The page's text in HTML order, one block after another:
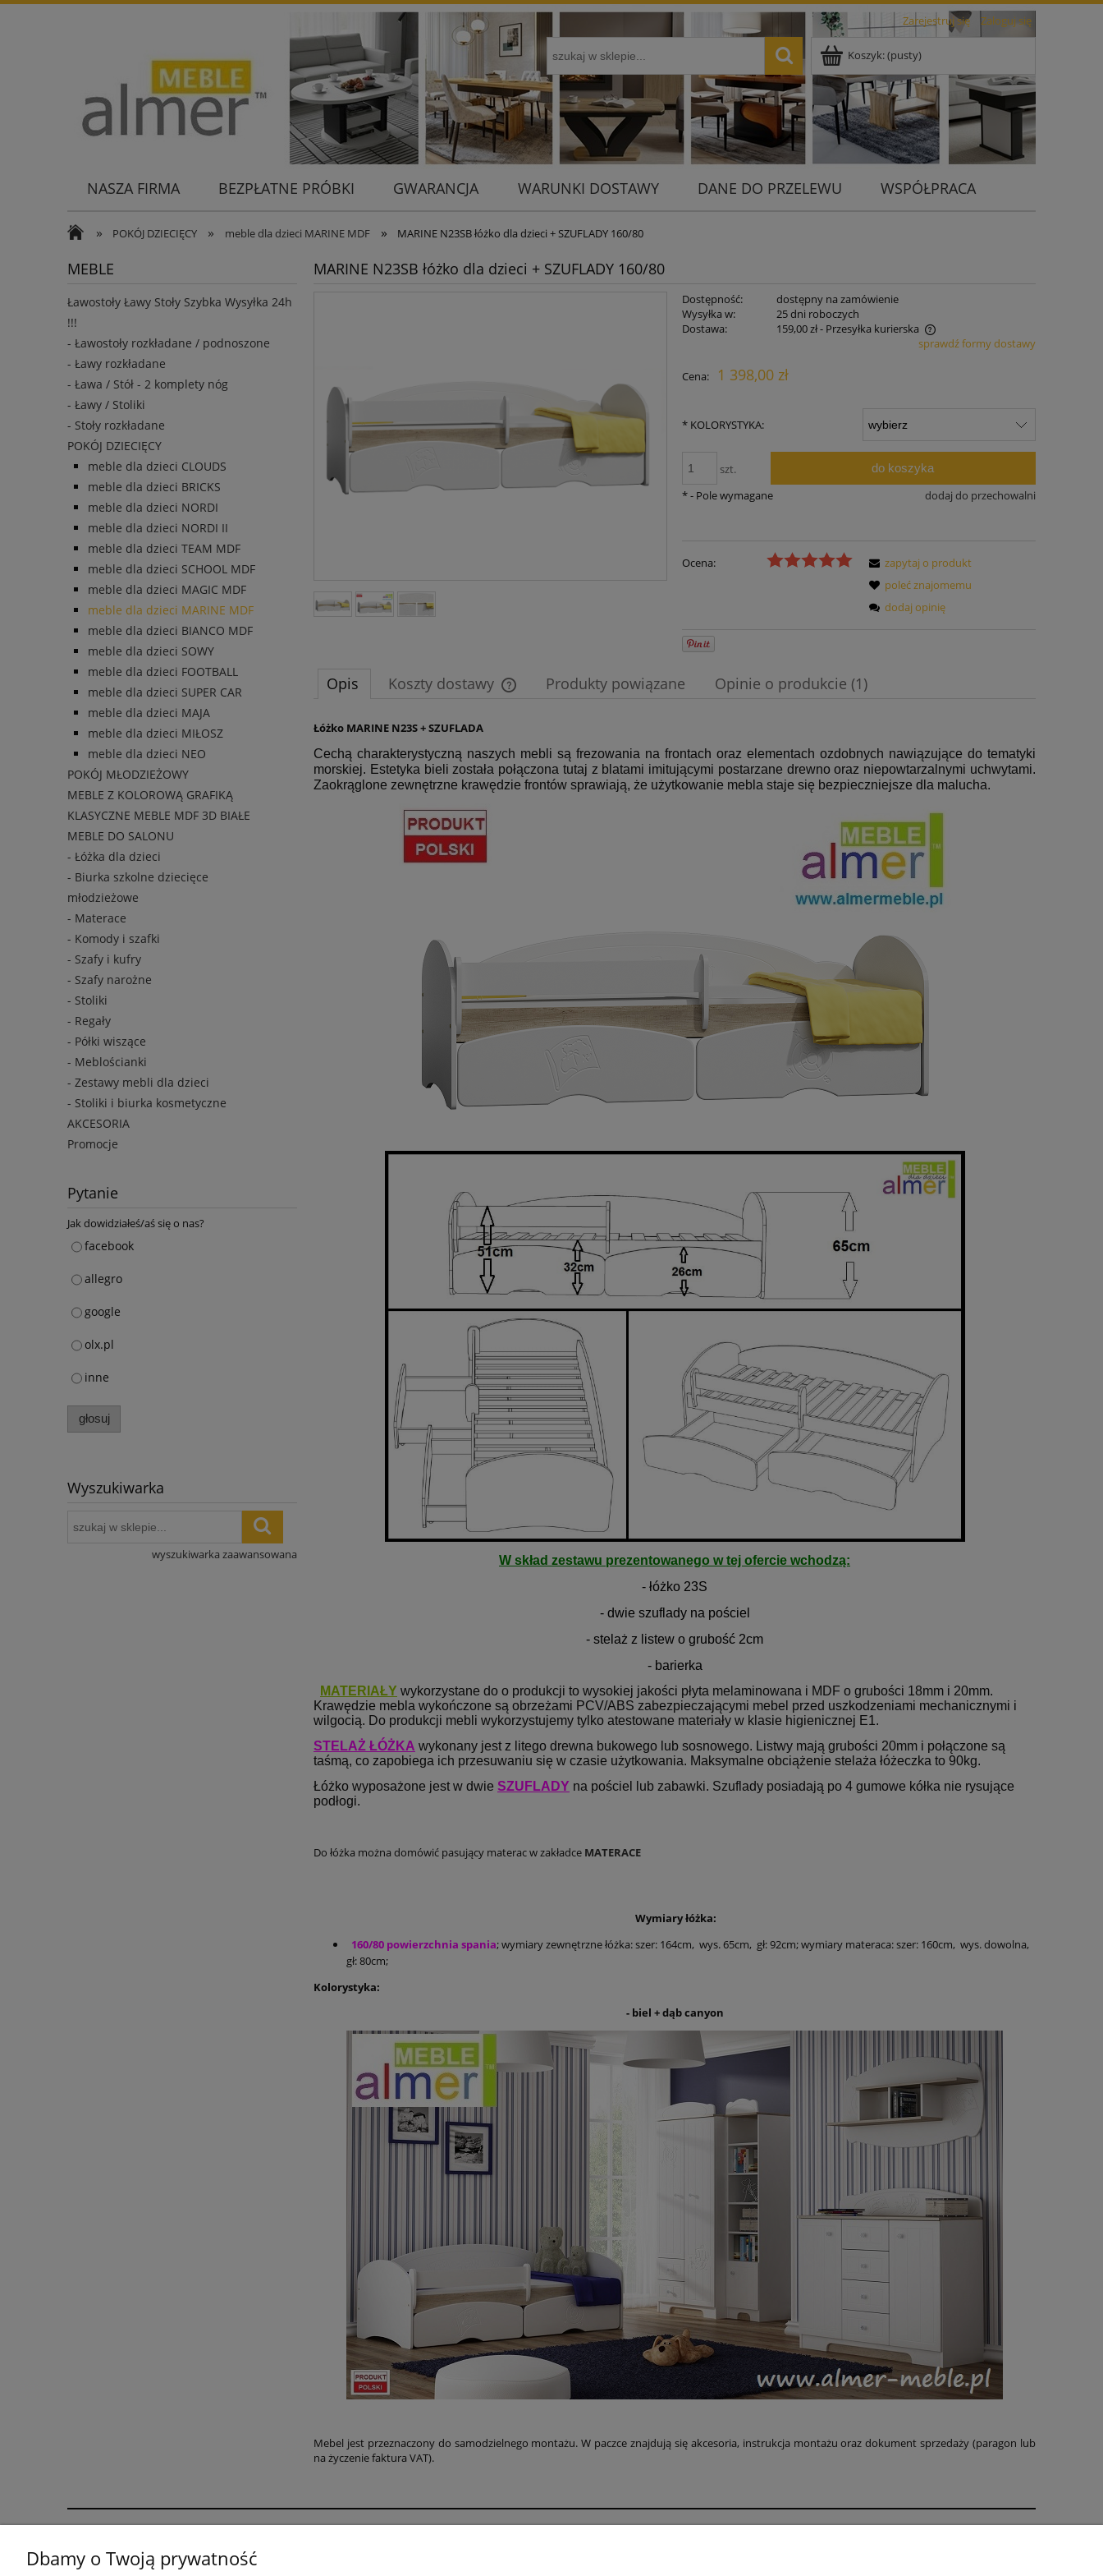
Zarejestruj się Zaloguj się
Koszyk:(pusty)
NASZA FIRMA BEZPŁATNE PRÓBKI GWARANCJA WARUNKI DOSTAWY DANE DO PRZELEWU
WSPÓŁPRACA
» POKÓJ DZIECIĘCY » meble dla dzieci MARINE MDF » MARINE N23SB łóżko dla dzieci + SZUFLADY 160/80
MEBLE
Ławostoły Ławy Stoły Szybka Wysyłka 24h
!!!
- Ławostoły rozkładane / podnoszone
- Ławy rozkładane
- Ława / Stół - 2 komplety nóg
- Ławy / Stoliki
- Stoły rozkładane
POKÓJ DZIECIĘCY
meble dla dzieci CLOUDS
meble dla dzieci BRICKS
meble dla dzieci NORDI
meble dla dzieci NORDI II
meble dla dzieci TEAM MDF
meble dla dzieci SCHOOL MDF
meble dla dzieci MAGIC MDF
meble dla dzieci MARINE MDF
meble dla dzieci BIANCO MDF
meble dla dzieci SOWY
meble dla dzieci FOOTBALL
meble dla dzieci SUPER CAR
meble dla dzieci MAJA
meble dla dzieci MIŁOSZ
meble dla dzieci NEO
POKÓJ MŁODZIEŻOWY
MEBLE Z KOLOROWĄ GRAFIKĄ
KLASYCZNE MEBLE MDF 3D BIAŁE
MEBLE DO SALONU
- Łóżka dla dzieci
- Biurka szkolne dziecięce
młodzieżowe
- Materace
- Komody i szafki
- Szafy i kufry
- Szafy narożne
- Stoliki
- Regały
- Półki wiszące
- Meblościanki
- Zestawy mebli dla dzieci
- Stoliki i biurka kosmetyczne
AKCESORIA
Promocje
Pytanie
Jak dowidziałeś/aś się o nas?
facebook
allegro
google
olx.pl
inne
głosuj
Wyszukiwarka
wyszukiwarka zaawansowana
MARINE N23SB łóżko dla dzieci + SZUFLADY 160/80
Dostępność:
dostępny na zamówienie
Wysyłka w:
25 dni roboczych
Dostawa:
159,00 zł- Przesyłka kurierska
płatności
sprawdź formy dostawy
Cena: 1 398,00 zł
* KOLORYSTYKA:
szt. do koszyka
dodaj do przechowalni
*- Pole wymagane
Ocena:
zapytaj o produkt
poleć znajomemu
dodaj opinię
Opis Koszty dostawy Produkty powiązane Opinie o produkcie (1)
Łóżko MARINE N23S + SZUFLADA
Cechą charakterystyczną naszych mebli są frezowania na frontach oraz elementach ozdobnych nawiązujące do tematyki
morskiej. Estetyka bieli została połączona tutaj z blatami imitującymi postarzane drewno oraz niepowtarzalnymi uchwytami.
Zaokrąglone zewnętrzne krawędzie frontów sprawiają, że użytkowanie mebla staje się bezpieczniejsze dla malucha.
W skład zestawu prezentowanego w tej ofercie wchodzą:
- łóżko 23S
- dwie szuflady na pościel
- stelaż z listew o grubość 2cm
- barierka
MATERIAŁY wykorzystane do o produkcji to wysokiej jakości płyta melaminowana i MDF o grubości 18mm i 20mm.
Krawędzie mebla wykończone są obrzeżami PCV/ABS zabezpieczającymi mebel przed uszkodzeniami mechanicznymi i
wilgocią. Do produkcji mebli wykorzystujemy tylko atestowane materiały w klasie higienicznej E1.
STELAŻ ŁÓŻKA wykonany jest z litego drewna bukowego lub sosnowego. Listwy mają grubości 20mm i połączone są
taśmą, co zapobiega ich przesuwaniu się w czasie użytkowania. Maksymalne obciążenie stelaża łóżeczka to 90kg.
Łóżko wyposażone jest w dwie SZUFLADY na pościel lub zabawki. Szuflady posiadają po 4 gumowe kółka nie rysujące
podłogi.
Do łóżka można domówić pasujący materac w zakładce MATERACE
Wymiary łóżka:
160/80 powierzchnia spania; wymiary zewnętrzne łóżka: szer: 164cm, wys. 65cm, gł: 92cm; wymiary materaca: szer: 160cm, wys. dowolna,
gł: 80cm;
Kolorystyka:
- biel + dąb canyon
Mebel jest przeznaczony do samodzielnego montażu. W paczce znajdują się akcesoria, instrukcja montażu oraz dokument sprzedaży (paragon lub
na życzenie faktura VAT).
Dbamy o Twoją prywatność